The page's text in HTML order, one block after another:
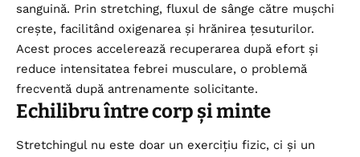
sanguină. Prin stretching, fluxul de sânge către mușchi
crește, facilitând oxigenarea și hrănirea țesuturilor.
Acest proces accelerează recuperarea după efort și
reduce intensitatea febrei musculare, o problemă
frecventă după antrenamente solicitante.
Echilibru între corp și minte
Stretchingul nu este doar un exercițiu fizic, ci și un